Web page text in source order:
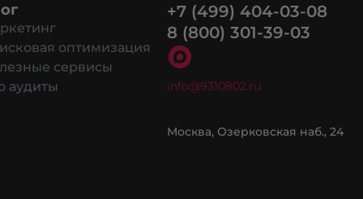
оптимизация
сервисы
аудиты
+7 (499) 404-03-08
8 (800) 301-39-03
info@9310802.ru
Москва, Озерковская наб., 24
cookie разрешить на сайте.